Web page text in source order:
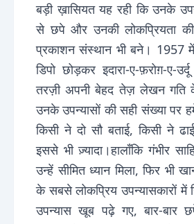
बड़ी ख़ासियत यह रही कि उनके
से छपे और उनकी लोकप्रियता
प्रकाशन संस्थान भी बने। 1957
डिपो छोड़कर इदारा-ए-फ़रोग़-ए-
तरज़ी अपनी बेहद तेज़ लेखन गति
उनके उपन्यासों की सही संख्या पर
किसी ने दो सौ बताई, किसी ने
इससे भी ज़्यादा।हालाँकि गंभीर
उन्हें सीमित ध्यान मिला, फिर भी
के सबसे लोकप्रिय उपन्यासकारों
उपन्यास खूब पढ़े गए, बार-बार